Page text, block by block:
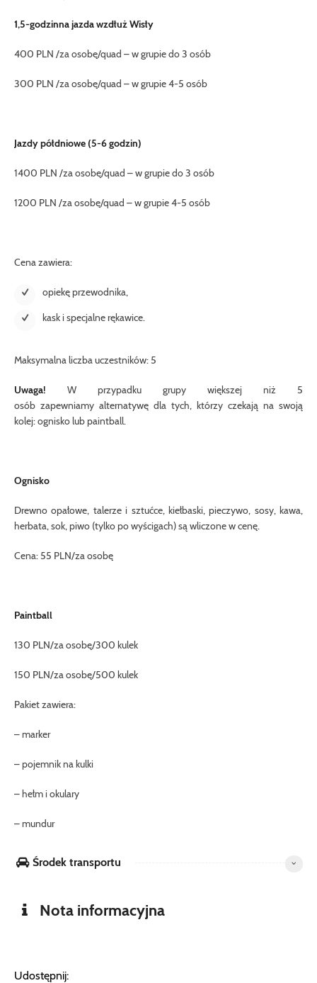
1,5-godzinna jazda wzdłuż Wisły
400 PLN /za osobę/quad – w grupie do 3 osób
300 PLN /za osobę/quad – w grupie 4-5 osób
Jazdy półdniowe (5-6 godzin)
1400 PLN /za osobę/quad – w grupie do 3 osób
1200 PLN /za osobę/quad – w grupie 4-5 osób
Cena zawiera:
opiekę przewodnika,
kask i specjalne rękawice.
Maksymalna liczba uczestników: 5
Uwaga! W przypadku grupy większej niż 5
osób zapewniamy alternatywę dla tych, którzy czekają na swoją
kolej:ogniskolubpaintball.
Ognisko
Drewno opałowe, talerze i sztućce, kiełbaski, pieczywo, sosy, kawa,
herbata, sok, piwo (tylkopowyścigach) są wliczone w cenę.
Cena: 55 PLN/za osobę
Paintball
130 PLN/za osobę/300 kulek
150 PLN/za osobę/500 kulek
Pakiet zawiera:
– marker
– pojemnik na kulki
– hełm i okulary
– mundur
Środek transportu
Nota informacyjna
Udostępnij: